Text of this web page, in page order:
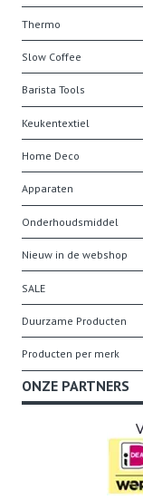
Thermo
Slow Coffee
Barista Tools
Keukentextiel
Home Deco
Apparaten
Onderhoudsmiddel
Nieuw in de webshop
SALE
Duurzame Producten
Producten per merk
ONZE PARTNERS